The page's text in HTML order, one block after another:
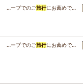
…ープでのご旅行にお薦めで…
…ープでのご旅行にお薦めで…